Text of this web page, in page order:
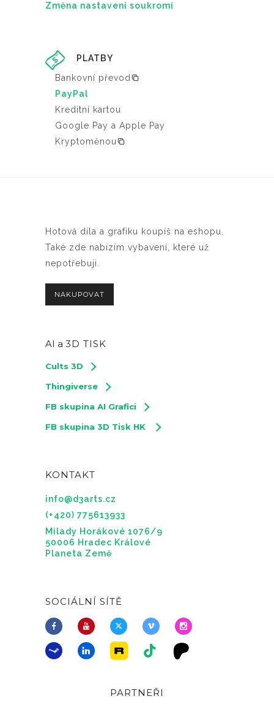
Změna nastavení soukromí
PLATBY
Bankovní převod
PayPal
Kreditní kartou
Google Pay a Apple Pay
Kryptoměnou
Hotová díla a grafiku koupíš na eshopu.
Také zde nabízím vybavení, které už
nepotřebuji.
NAKUPOVAT
AI a 3D TISK
Cults 3D
Thingiverse
FB skupina AI Grafici
FB skupina 3D Tisk HK
KONTAKT
info@d3arts.cz
(+420) 775613933
Milady Horákové 1076/9
50006 Hradec Králové
Planeta Země
SOCIÁLNÍ SÍTĚ
PARTNEŘI